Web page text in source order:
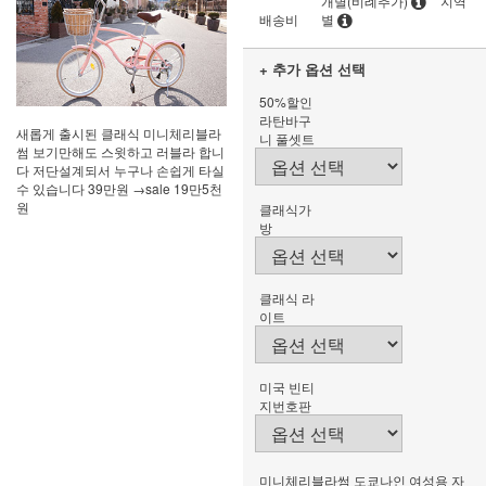
새롭게 출시된 클래식 미니체리블라
썸 보기만해도 스윗하고 러블라 합니
다 저단설계되서 누구나 손쉽게 타실
수 있습니다 39만원 →sale 19만5천
원
배송비
별
+ 추가 옵션 선택
50%할인
라탄바구
니 풀셋트
클래식가
방
클래식 라
이트
미국 빈티
지번호판
미니체리블라썸 도쿄나인 여성용 자